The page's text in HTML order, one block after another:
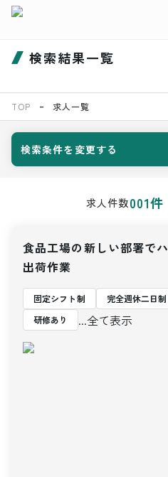
検索結果一覧
TOP 求人一覧
検索条件を変更する
求人件数001件
食品工場の新しい部署で
出荷作業
固定シフト制 完全週休二日制
研修あり
...全て表示